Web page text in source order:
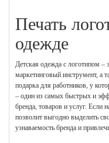
Печать
одежде
Детская одежда с логотипом
маркетинговый инструмент, а
подарка для работников, у
– один из самых быстрых и
бренда, товаров и услуг. Если
позволит выгодно выделить
узнаваемость бренда и